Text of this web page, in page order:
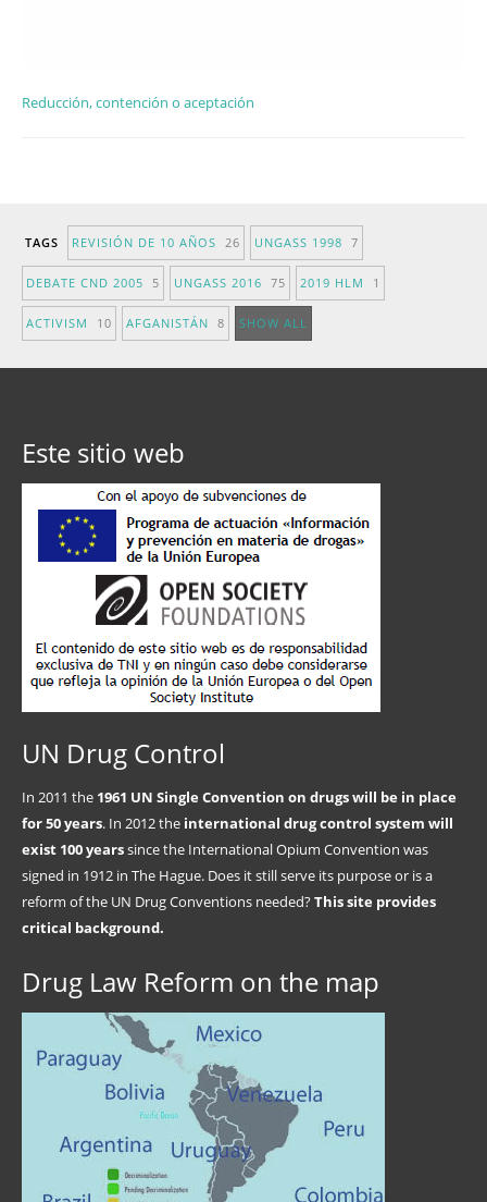
Reducción, contención o aceptación
TAGS REVISIÓN DE 10 AÑOS 26 UNGASS 1998 7
DEBATE CND 2005 5 UNGASS 2016 75 2019 HLM 1
ACTIVISM 10 AFGANISTÁN 8 SHOW ALL
Este sitio web
UN Drug Control
In 2011 the 1961 UN Single Convention on drugs will be in place
for 50 years. In 2012 the international drug control system will
exist 100 yearssince the International Opium Convention was
signed in 1912 in The Hague. Does it still serve its purpose or is a
reform of the UN Drug Conventions needed?This site provides
critical background.
Drug Law Reform on the map